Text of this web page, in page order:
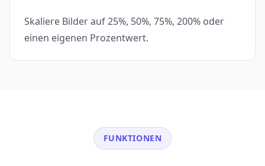
Skaliere Bilder auf 25%, 50%, 75%, 200% oder
einen eigenen Prozentwert.
FUNKTIONEN